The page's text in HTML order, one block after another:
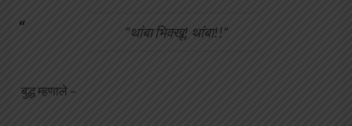
“थांबा भिक्खू! थांबा!!”
बुद्ध म्हणाले –